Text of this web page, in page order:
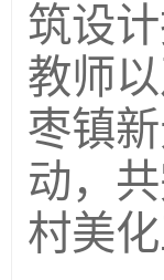
筑设
教师
枣镇
动，
村美化